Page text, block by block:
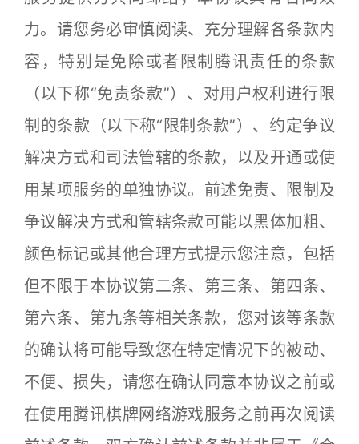
力。请您务必审慎阅读、充分理解各条款内
容，特别是免除或者限制腾讯责任的条款
（以下称“免责条款”）、对用户权利进行限
制的条款（以下称“限制条款”）、约定争议
解决方式和司法管辖的条款，以及开通或使
用某项服务的单独协议。前述免责、限制及
争议解决方式和管辖条款可能以黑体加粗、
颜色标记或其他合理方式提示您注意，包括
但不限于本协议第二条、第三条、第四条、
第六条、第九条等相关条款，您对该等条款
的确认将可能导致您在特定情况下的被动、
不便、损失，请您在确认同意本协议之前或
在使用腾讯棋牌网络游戏服务之前再次阅读